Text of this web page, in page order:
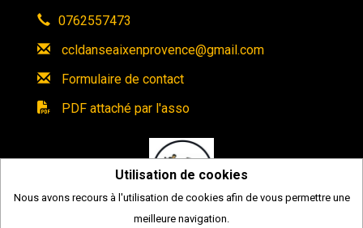
0762557473
ccldanseaixenprovence@gmail.com
Formulaire de contact
PDF attaché par l'asso
2026
Utilisation de cookies
Nous avons recours à l'utilisation de cookies afin de vous permettre une
meilleure navigation.